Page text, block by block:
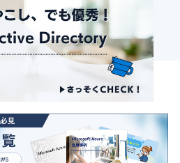
ト・セミナー
くある質問
C&Sの強み